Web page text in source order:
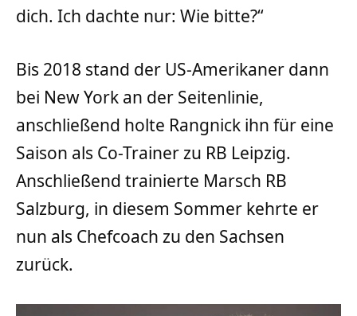
dich. Ich dachte nur: Wie bitte?“
Bis 2018 stand der US-Amerikaner dann
bei New York an der Seitenlinie,
anschließend holte Rangnick ihn für eine
Saison als Co-Trainer zu RB Leipzig.
Anschließend trainierte Marsch RB
Salzburg, in diesem Sommer kehrte er
nun als Chefcoach zu den Sachsen
zurück.